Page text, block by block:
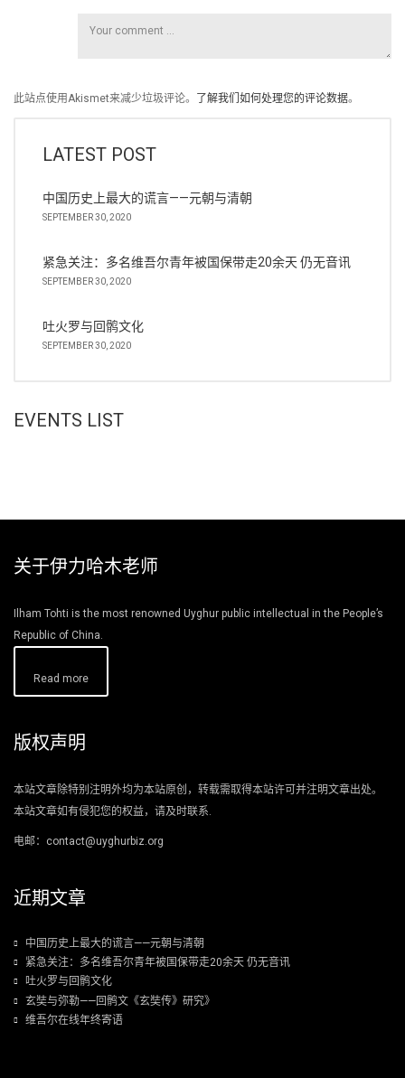
此站点使用Akismet来减少垃圾评论。 了解我们如何处理您的评论数据。
LATEST POST
中国历史上最大的谎言——元朝与清朝
SEPTEMBER 30, 2020
紧急关注：多名维吾尔青年被国保带走20余天 仍无音讯
SEPTEMBER 30, 2020
吐火罗与回鹘文化
SEPTEMBER 30, 2020
EVENTS LIST
关于伊力哈木老师
Ilham Tohti is the most renowned Uyghur public intellectual in the People’s
Republic of China.
Read more
版权声明
本站文章除特别注明外均为本站原创，转载需取得本站许可并注明文章出处。
本站文章如有侵犯您的权益，请及时联系.
电邮：contact@uyghurbiz.org
近期文章
中国历史上最大的谎言——元朝与清朝
紧急关注：多名维吾尔青年被国保带走20余天 仍无音讯
吐火罗与回鹘文化
玄奘与弥勒——回鹘文《玄奘传》研究》
维吾尔在线年终寄语